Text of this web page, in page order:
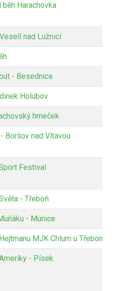
Harachovka
nad Lužnicí
- Besednice
Holubov
hrneček
Boršov nad Vltavou
Festival
- Třeboň
- Munice
MJK Chlum u Třeboně
- Písek